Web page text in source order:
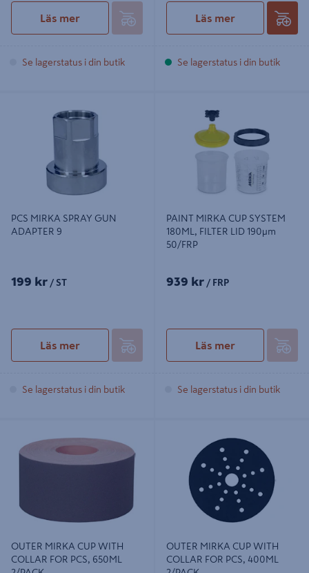
Läs mer
Se lagerstatus i din butik
Läs mer
Se lagerstatus i din butik
PCS MIRKA SPRAY GUN
ADAPTER 9
199 kr / ST
Läs mer
Se lagerstatus i din butik
FILTER LID 190µm 50/FRP
PAINT MIRKA CUP SYSTEM
180ML, FILTER LID 190µm
50/FRP
939 kr / FRP
Läs mer
Se lagerstatus i din butik
FOR PCS, 650ML 2/PACK
OUTER MIRKA CUP WITH
COLLAR FOR PCS, 650ML
FOR PCS, 400ML 2/PACK
OUTER MIRKA CUP WITH
COLLAR FOR PCS, 400ML